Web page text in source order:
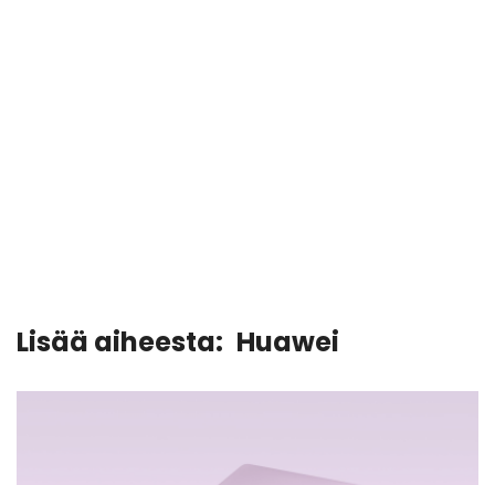
Lisää aiheesta: Huawei